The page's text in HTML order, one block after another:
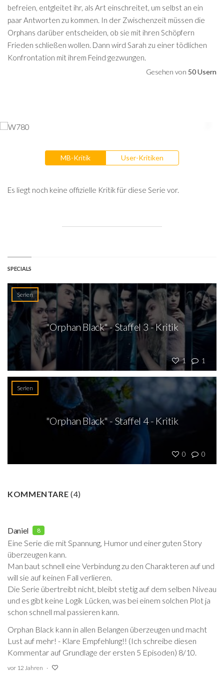
befreien, entgleitet ihr, als Art einschreitet, um selbst an ein
paar Antworten zu kommen. In der Zwischenzeit müssen die
Orphans darüber entscheiden, ob sie mit ihren Schöpfern
Frieden schließen wollen. Dann wird Sarah zu einer tödlichen
Konfrontation mit ihrem Feind gezwungen.
Gesehen von 50 Usern
MB-Kritik User-Kritiken
Es liegt noch keine offizielle Kritik für diese Serie vor.
SPECIALS
Serien
1 1
"Orphan Black" - Staffel 3 - Kritik
Serien
0 0
"Orphan Black" - Staffel 4 - Kritik
KOMMENTARE(4)
Daniel 8
Eine Serie die mit Spannung, Humor und einer guten Story
überzeugen kann.
Man baut schnell eine Verbindung zu den Charakteren auf und
will sie auf keinen Fall verlieren.
Die Serie übertreibt nicht, bleibt stetig auf dem selben Niveau
und es gibt keine Logik Lücken, was bei einem solchen Plot ja
schon schnell mal passieren kann.
Orphan Black kann in allen Belangen überzeugen und macht
Lust auf mehr! - Klare Empfehlung!! (Ich schreibe diesen
Kommentar auf Grundlage der ersten 5 Episoden) 8/10.
vor 12 Jahren